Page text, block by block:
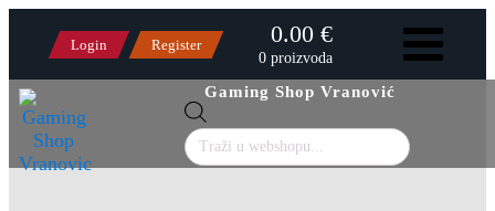
Login Register 0.00 €
0 proizvoda
Gaming Shop Vranović
search